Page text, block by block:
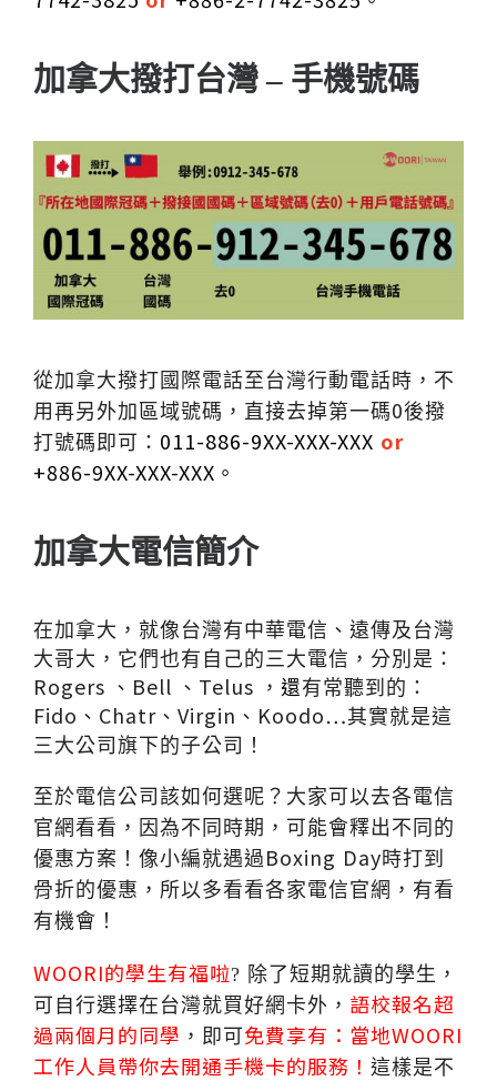
加拿大撥打台灣 – 手機號碼
從加拿大撥打國際電話至台灣行動電話時，不
用再另外加區域號碼， 直接去掉第一碼0後撥
打號碼即可： 011-886-9XX-XXX-XXX or
+886-9XX-XXX-XXX 。
加拿大電信簡介
在加拿大，就像台灣有中華電信、遠傳及台灣
大哥大，它們也有自己的三大電信，分別是：
Rogers 、 Bell 、 Telus ， 還有常聽到的：
Fido 、 Chatr 、 Virgin 、 Koodo…其實就是這
三大公司旗下的子公司！
至於電信公司該如何選呢？大家可以去各電信
官網看看，因為不同時期，可能會釋出不同的
優惠方案！像小編就遇過 Boxing Day時打到
骨折的優惠，所以多看看各家電信官網，有看
有機會！
WOORI的學生有福啦? 除了短期就讀的學生，
可自行選擇在台灣就買好網卡外， 語校報名超
過兩個月的同學 ，即可免費享有：當地WOORI
工作人員帶你去開通手機卡的服務！ 這樣是不